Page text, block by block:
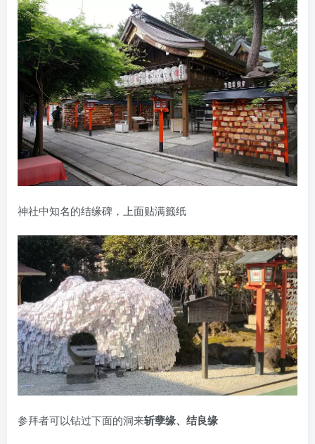
神社中知名的结缘碑，上面贴满籤纸
参拜者可以钻过下面的洞来斩孽缘、结良缘